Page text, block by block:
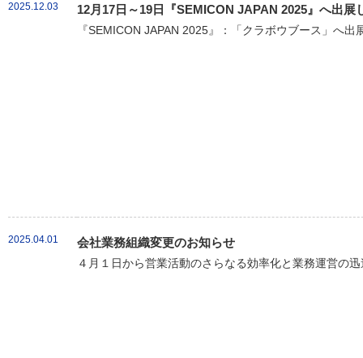
2025.12.03 12月17日～19日『SEMICON JAPAN 2025』へ出展
『SEMICON JAPAN 2025』：「クラボウブース」へ
2025.04.01 会社業務組織変更のお知らせ
４月１日から営業活動のさらなる効率化と業務運営の